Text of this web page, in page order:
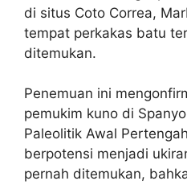
di situs Coto Correa,
tempat perkakas batu
ditemukan.
Penemuan ini
pemukim kuno di
Paleolitik Awal
berpotensi menjadi
pernah ditemukan,